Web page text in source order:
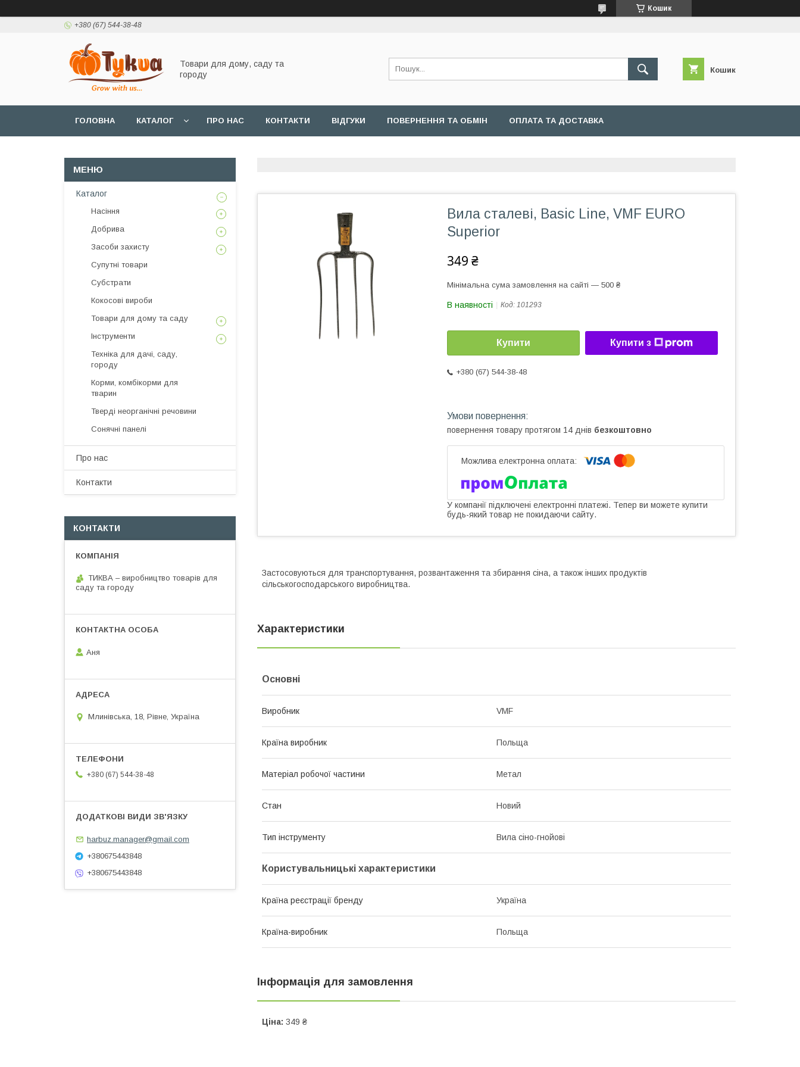
Кошик
+380 (67) 544-38-48
Товари для дому, саду та
городу
Кошик
ГОЛОВНА КАТАЛОГ ПРО НАС КОНТАКТИ ВІДГУКИ ПОВЕРНЕННЯ ТА ОБМІН ОПЛАТА ТА ДОСТАВКА
Вила сталеві, Basic Line, VMF EURO
Superior
349 ₴
Мінімальна сума замовлення на сайті — 500 ₴
В наявності Код: 101293
Купити Купити з
+380 (67) 544-38-48
повернення товару протягом 14 днів безкоштовно
У компанії підключені електронні платежі. Тепер ви можете купити
будь-який товар не покидаючи сайту.
Застосовуються для транспортування, розвантаження та збирання сіна, а також інших продуктів
сільськогосподарського виробництва.
Характеристики
Основні
Виробник VMF
Країна виробник Польща
Матеріал робочої частини Метал
Стан Новий
Тип інструменту Вила сіно-гнойові
Користувальницькі характеристики
Країна реєстрації бренду Україна
Країна-виробник Польща
Інформація для замовлення
Ціна: 349 ₴
Каталог
Насіння
Добрива
Засоби захисту
Супутні товари
Субстрати
Кокосові вироби
Товари для дому та саду
Інструменти
Техніка для дачі, саду,
городу
Корми, комбікорми для
тварин
Тверді неорганічні речовини
Сонячні панелі
Про нас
Контакти
КОНТАКТИ
ТИКВА – виробництво товарів для
саду та городу
Аня
Млинівська, 18, Рівне, Україна
+380 (67) 544-38-48
harbuz.manager@gmail.com
+380675443848
+380675443848